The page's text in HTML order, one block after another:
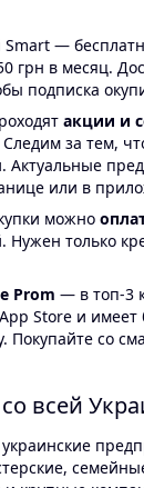
—
грн в месяц.
подписка
акции и
Следим за тем,
Актуальные
или в
можно
Нужен только
Prom — в топ-3
Store и имеет
Покупайте со
всей